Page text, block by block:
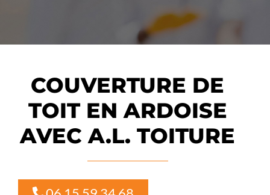
COUVERTURE DE
TOIT EN ARDOISE
AVEC A.L. TOITURE